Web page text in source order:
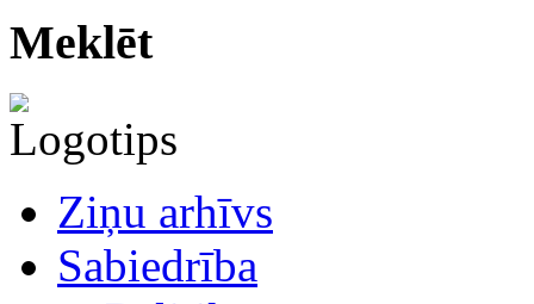
Meklēt
Ziņu arhīvs
Sabiedrība